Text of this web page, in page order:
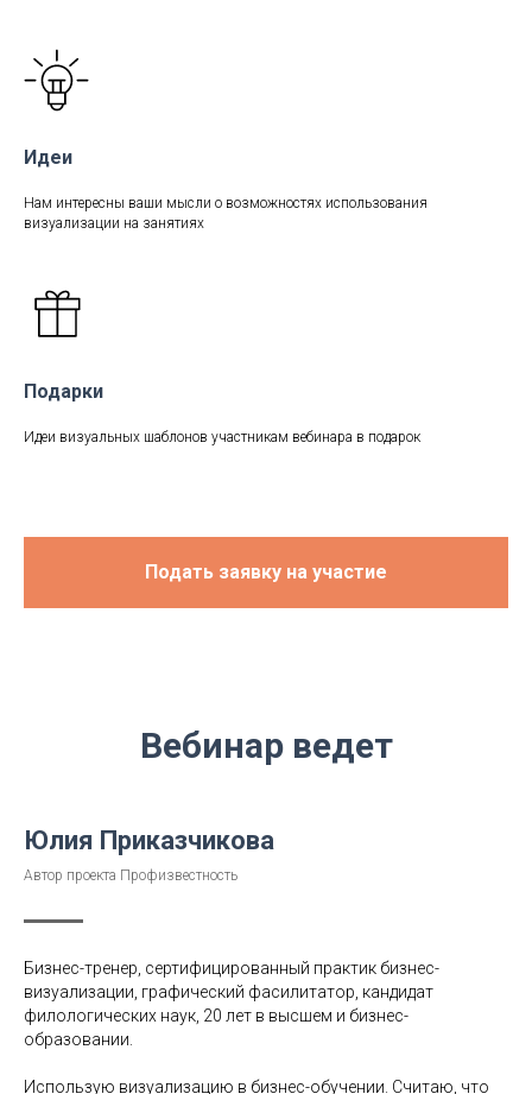
Идеи
Нам интересны ваши мысли о возможностях использования
визуализации на занятиях
Подарки
Идеи визуальных шаблонов участникам вебинара в подарок
Подать заявку на участие
Вебинар ведет
Юлия Приказчикова
Автор проекта Профизвестность
Бизнес-тренер, сертифицированный практик бизнес-
визуализации, графический фасилитатор, кандидат
филологических наук, 20 лет в высшем и бизнес-
образовании.
Использую визуализацию в бизнес-обучении. Считаю, что